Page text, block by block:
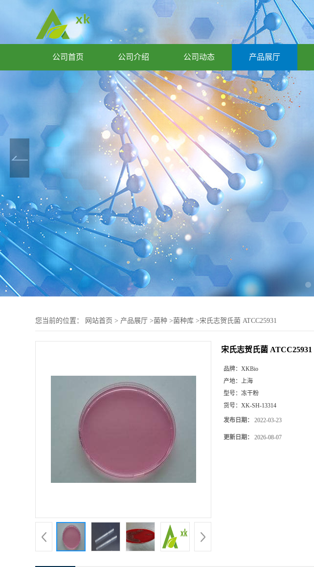
公司首页 公司介绍 公司动态 产品展厅
您当前的位置： 网站首页 > 产品展厅 >菌种 >菌种库 >宋氏志贺氏菌 ATCC25931
宋氏志贺氏菌 ATCC25931
品牌： XKBio
产地： 上海
型号： 冻干粉
货号： XK-SH-13314
发布日期： 2022-03-23
更新日期： 2026-08-07